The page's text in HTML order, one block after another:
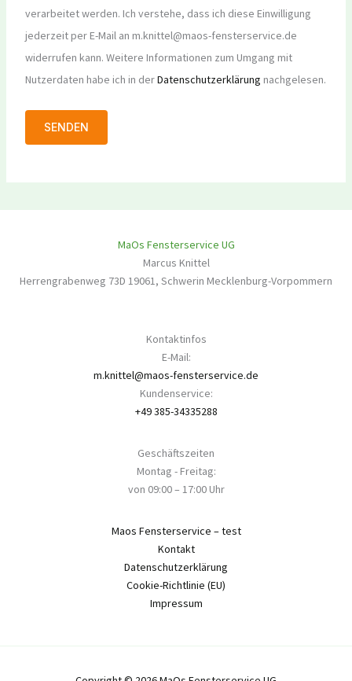
verarbeitet werden. Ich verstehe, dass ich diese Einwilligung
jederzeit per E-Mail an m.knittel@maos-fensterservice.de
widerrufen kann. Weitere Informationen zum Umgang mit
Nutzerdaten habe ich in derDatenschutzerklärung nachgelesen.
MaOs Fensterservice UG
Marcus Knittel
Herrengrabenweg 73D 19061, Schwerin Mecklenburg-Vorpommern
Kontaktinfos
E-Mail:
m.knittel@maos-fensterservice.de
Kundenservice:
+49 385-34335288
Geschäftszeiten
Montag - Freitag:
von 09:00 – 17:00 Uhr
Maos Fensterservice – test
Kontakt
Datenschutzerklärung
Cookie-Richtlinie (EU)
Impressum